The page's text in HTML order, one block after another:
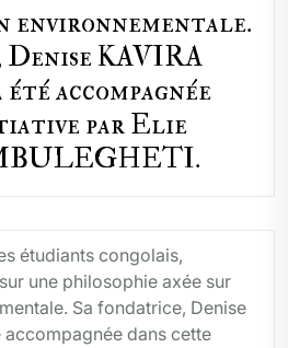
environnementale.
KAVIRA
accompagnée
par Elie
étudiants congolais,
une philosophie axée sur
Sa fondatrice, Denise
accompagnée dans cette